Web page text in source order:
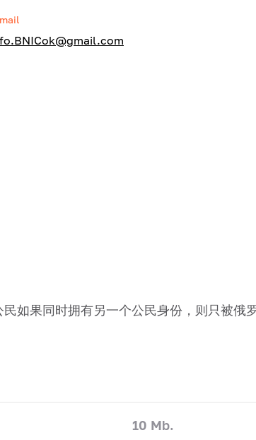
如果同时拥有另一个公民身份，则只被俄
10 Mb.